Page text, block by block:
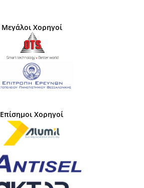
Μεγάλοι Χορηγοί
Επίσημοι Χορηγοί